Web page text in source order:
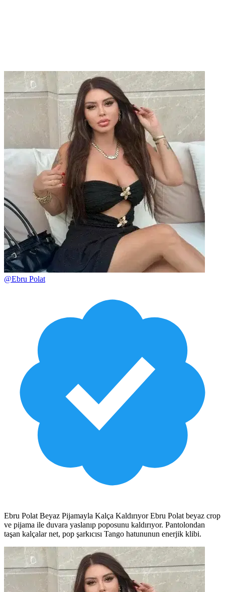
@Ebru Polat
Ebru Polat Beyaz Pijamayla Kalça Kaldırıyor Ebru Polat beyaz crop
ve pijama ile duvara yaslanıp poposunu kaldırıyor. Pantolondan
taşan kalçalar net, pop şarkıcısı Tango hatununun enerjik klibi.